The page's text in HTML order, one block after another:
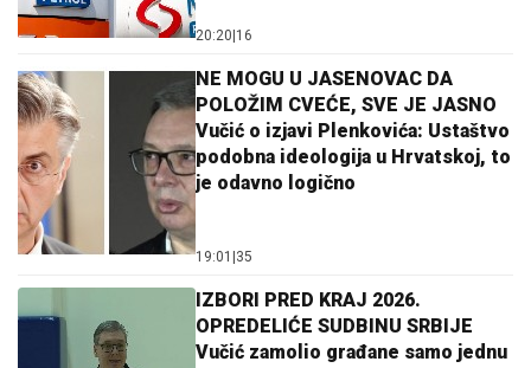
20:20|16
NE MOGU U JASENOVAC DA
POLOŽIM CVEĆE, SVE JE JASNO
Vučić o izjavi Plenkovića: Ustaštvo
podobna ideologija u Hrvatskoj, to
je odavno logično
19:01 |35
IZBORI PRED KRAJ 2026.
OPREDELIĆE SUDBINU SRBIJE
Vučić zamolio građane samo jednu